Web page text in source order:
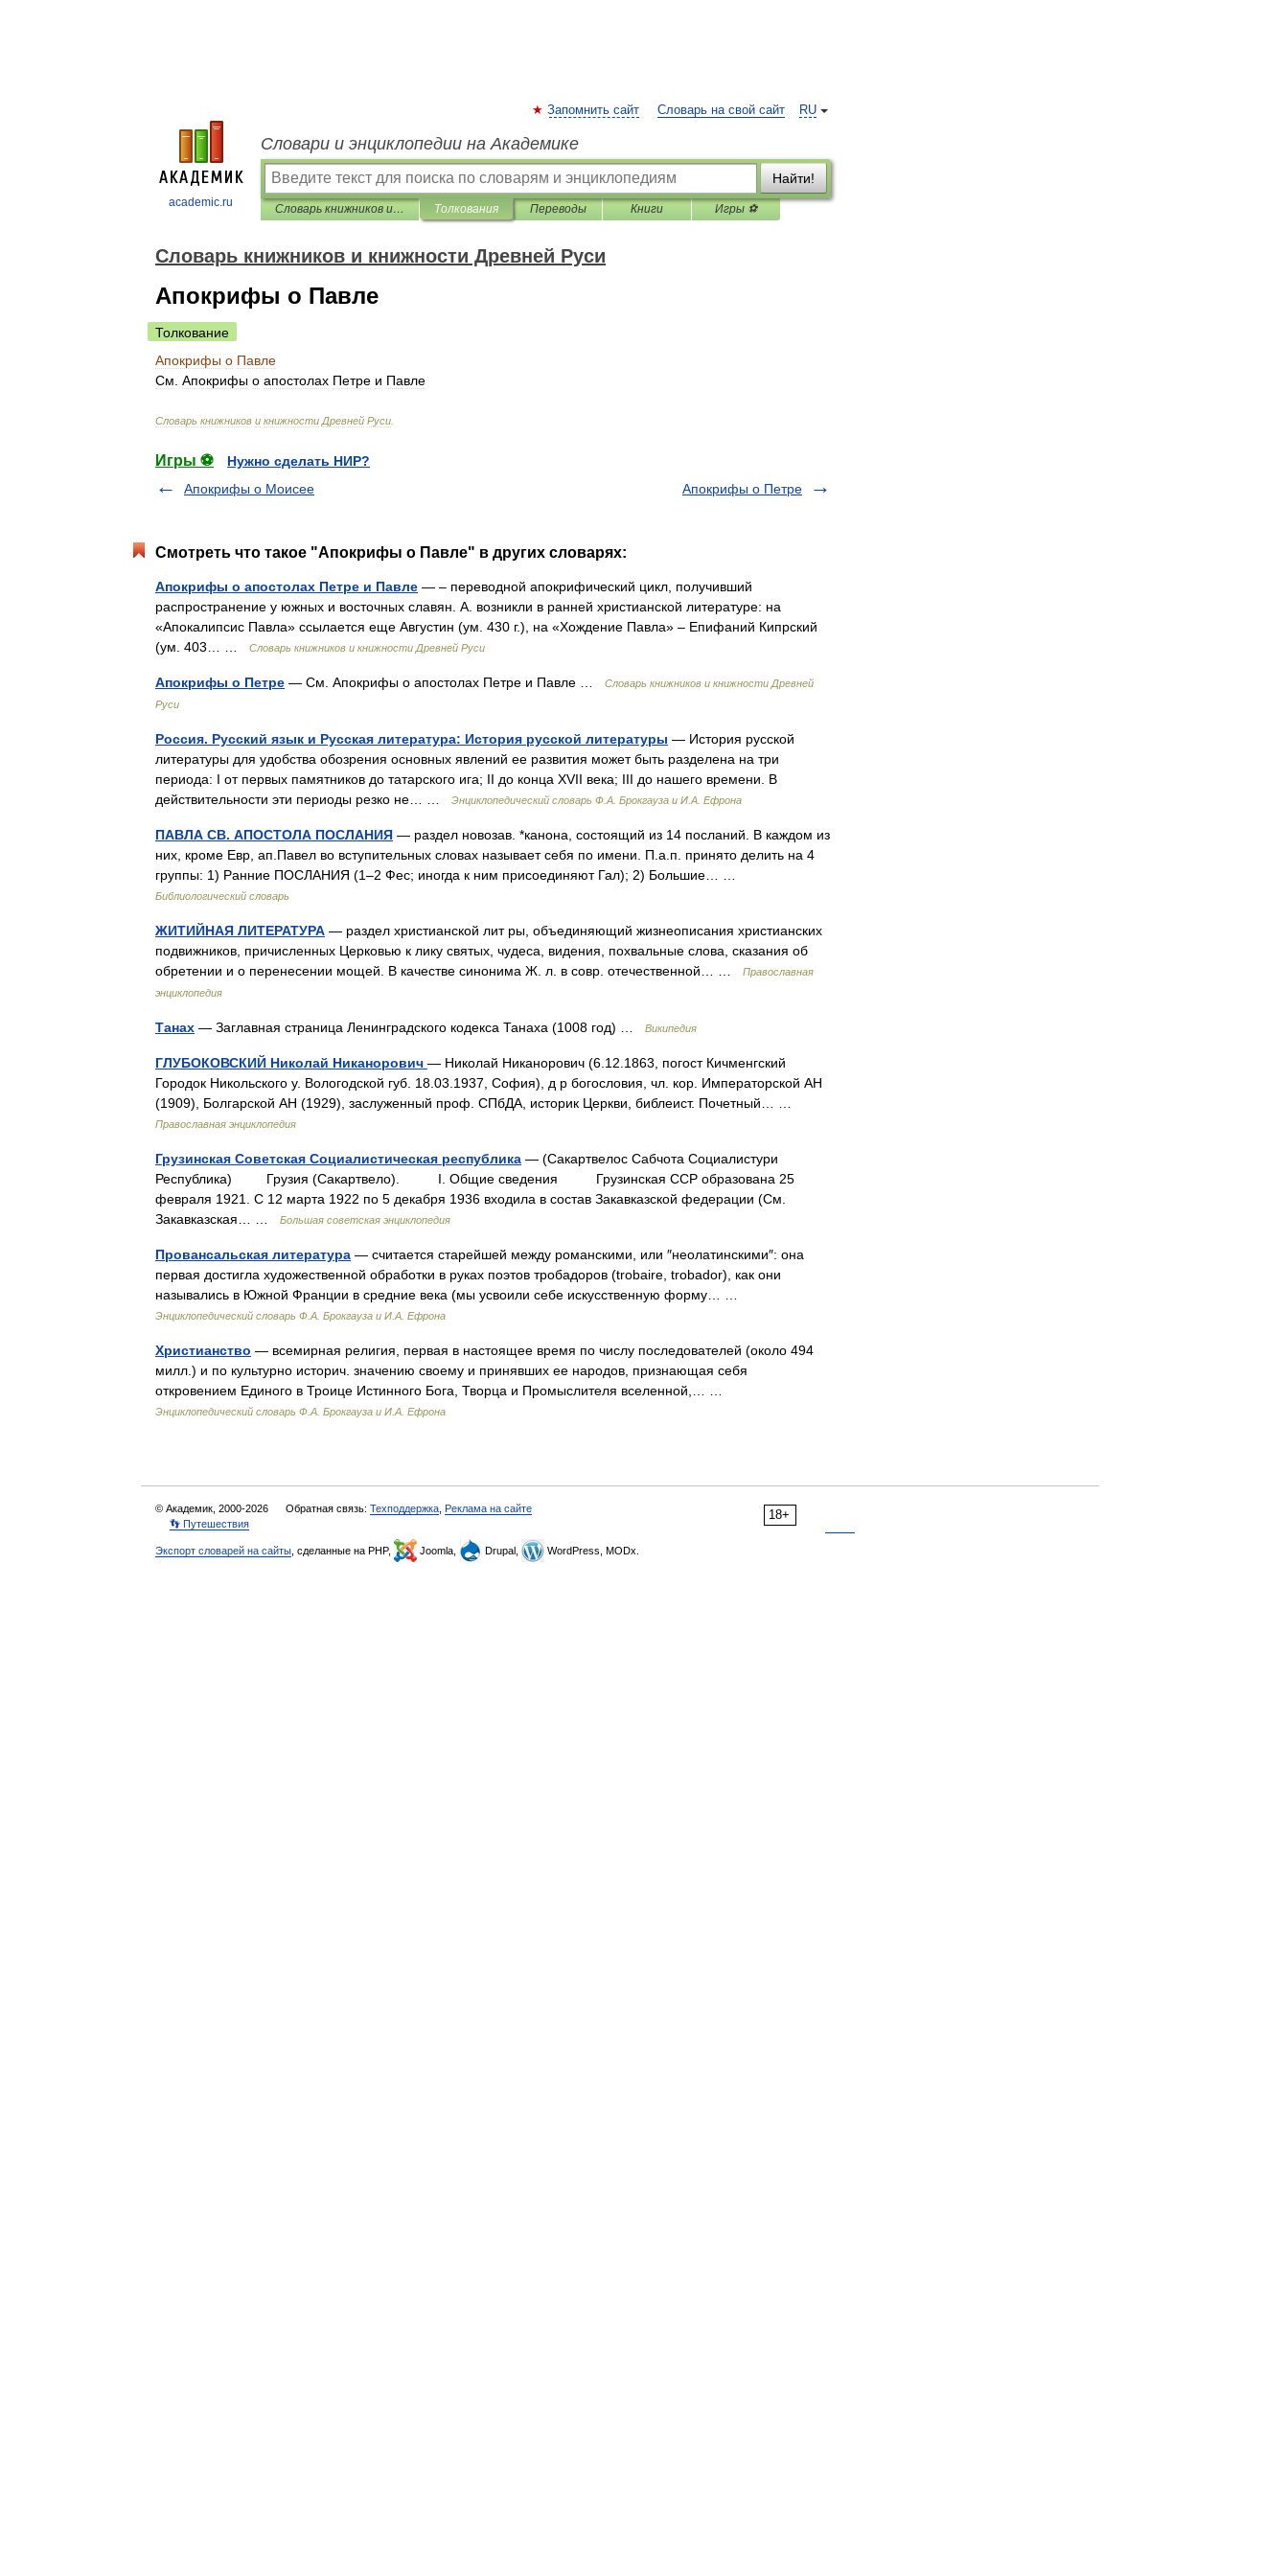
academic.ru
RU
Запомнить сайт Словарь на свой сайт
Словари и энциклопедии на Академике
Найти!
Словарь книжников и книжности Древней Руси Толкования Переводы Книги Игры ⚽
Словарь книжников и книжности Древней Руси
Апокрифы о Павле
Толкование
Апокрифы о Павле
См Апокрифы о апостолах Петре и Павле
Словарь книжников и книжности Древней Руси
Игры ⚽
Нужно сделать НИР?
Апокрифы о Моисее
Апокрифы о Петре
Смотреть что такое "Апокрифы о Павле" в других словарях:
Апокрифы о апостолах Петре и Павле — – переводной апокрифический цикл, получивший
распространение у южных и восточных славян. А. возникли в ранней христианской литературе: на
«Апокалипсис Павла» ссылается еще Августин (ум. 430 г.), на «Хождение Павла» – Епифаний Кипрский
(ум. 403… …
Словарь книжников и книжности Древней Руси
Апокрифы о Петре — См. Апокрифы о апостолах Петре и Павле …
Словарь книжников и книжности Древней
Руси
Россия. Русский язык и Русская литература: История русской литературы — История русской
литературы для удобства обозрения основных явлений ее развития может быть разделена на три
периода: I от первых памятников до татарского ига; II до конца XVII века; III до нашего времени. В
действительности эти периоды резко не… …
Энциклопедический словарь Ф.А. Брокгауза и И.А. Ефрона
ПАВЛА СВ. АПОСТОЛА ПОСЛАНИЯ — раздел новозав. *канона, состоящий из 14 посланий. В каждом из
них, кроме Евр, ап.Павел во вступительных словах называет себя по имени. П.а.п. принято делить на 4
группы: 1) Ранние ПОСЛАНИЯ (1–2 Фес; иногда к ним присоединяют Гал); 2) Большие… …
Библиологический словарь
ЖИТИЙНАЯ ЛИТЕРАТУРА — раздел христианской лит ры, объединяющий жизнеописания христианских
подвижников, причисленных Церковью к лику святых, чудеса, видения, похвальные слова, сказания об
обретении и о перенесении мощей. В качестве синонима Ж. л. в совр. отечественной… …
Православная
энциклопедия
Танах — Заглавная страница Ленинградского кодекса Танаха (1008 год) … Википедия
ГЛУБОКОВСКИЙ Николай Никанорович — Николай Никанорович (6.12.1863, погост Кичменгский
Городок Никольского у. Вологодской губ. 18.03.1937, София), д р богословия, чл. кор. Императорской АН
(1909), Болгарской АН (1929), заслуженный проф. СПбДА, историк Церкви, библеист. Почетный… …
Православная энциклопедия
Грузинская Советская Социалистическая республика — (Сакартвелос Сабчота Социалистури
Республика) Грузия (Сакартвело). I. Общие сведения Грузинская ССР образована 25
февраля 1921. С 12 марта 1922 по 5 декабря 1936 входила в состав Закавказской федерации (См.
Закавказская… …
Большая советская энциклопедия
Провансальская литература — считается старейшей между романскими, или ″неолатинскими″: она
первая достигла художественной обработки в руках поэтов тробадоров (trobaire, trobador), как они
назывались в Южной Франции в средние века (мы усвоили себе искусственную форму… …
Энциклопедический словарь Ф.А. Брокгауза и И.А. Ефрона
Христианство — всемирная религия, первая в настоящее время по числу последователей (около 494
милл.) и по культурно историч. значению своему и принявших ее народов, признающая себя
откровением Единого в Троице Истинного Бога, Творца и Промыслителя вселенной,… …
Энциклопедический словарь Ф.А. Брокгауза и И.А. Ефрона
18+
© Академик, 2000-2026 Обратная связь: Техподдержка Реклама на сайте
👣 Путешествия
Экспорт словарей на сайты , сделанные на PHP, Joomla, Drupal, WordPress, MODx.